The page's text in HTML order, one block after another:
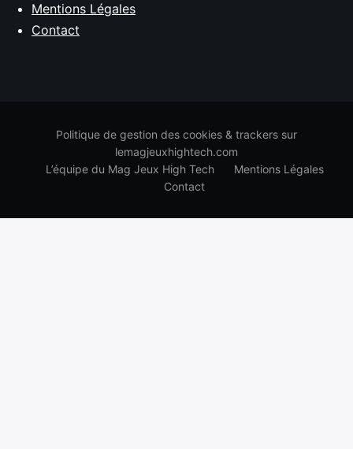
Mentions Légales
Contact
Politique de gestion des cookies & trackers sur
lemagjeuxhightech.com
L’équipe du Mag Jeux High Tech
Mentions Légales
Contact